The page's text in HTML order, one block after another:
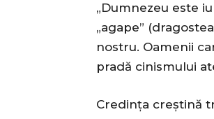
„Dumnezeu este
„agape”
nostru. Oamenii
pradă cinismului
Credința creștină